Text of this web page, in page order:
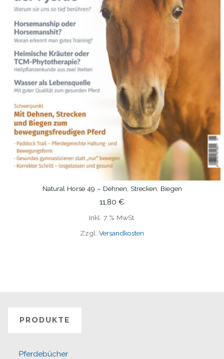
IN DEN WARENKORB
Natural Horse 49 – Dehnen, Strecken, Biegen
11,80 €
Inkl. 7 % MwSt.
Zzgl. Versandkosten
PRODUKTE
Pferdebücher